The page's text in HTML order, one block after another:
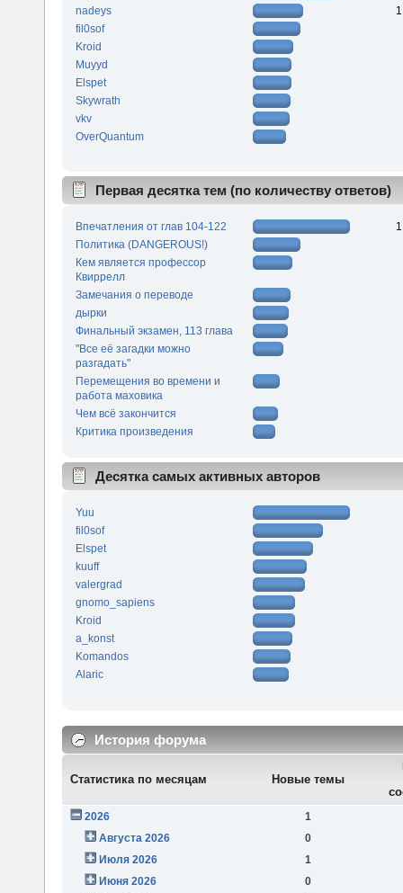
nadeys
fil0sof
Kroid
Muyyd
Elspet
Skywrath
vkv
OverQuantum
Первая десятка тем (по количеству ответов)
Впечатления от глав 104-122
Политика (DANGEROUS!)
Кем является профессор
Квиррелл
Замечания о переводе
дырки
Финальный экзамен, 113 глава
"Все её загадки можно
разгадать"
Перемещения во времени и
работа маховика
Чем всё закончится
Критика произведения
Десятка самых активных авторов
Yuu
fil0sof
Elspet
kuuff
valergrad
gnomo_sapiens
Kroid
a_konst
Komandos
Alaric
История форума
Статистика по месяцам Новые темы
2026
1
Августа 2026
0
Июля 2026
1
Июня 2026
0